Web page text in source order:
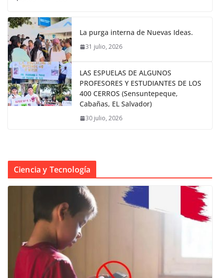
La purga interna de Nuevas Ideas.
31 julio, 2026
LAS ESPUELAS DE ALGUNOS
PROFESORES Y ESTUDIANTES DE LOS
400 CERROS (Sensuntepeque,
Cabañas, EL Salvador)
30 julio, 2026
Ciencia y Tecnología